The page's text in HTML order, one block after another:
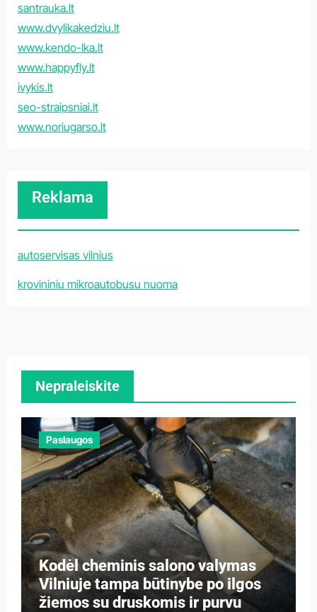
santrauka.lt
www.dvylikakedziu.lt
www.kendo-lka.lt
www.happyfly.lt
ivykis.lt
seo-straipsniai.lt
www.noriugarso.lt
Reklama
autoservisas vilnius
krovininiu mikroautobusu nuoma
Nepraleiskite
Paslaugos
Kodėl cheminis salono valymas
Vilniuje tampa būtinybe po ilgos
žiemos su druskomis ir purvu